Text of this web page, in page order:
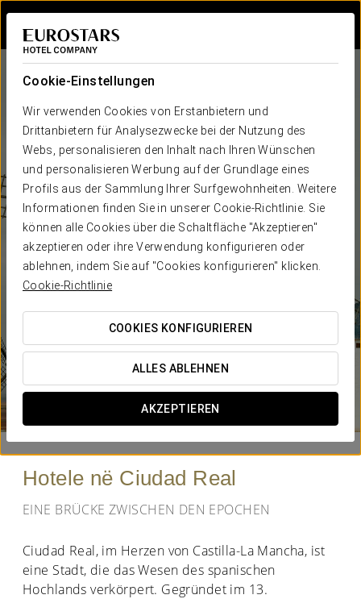
Cookie-Einstellungen
Wir verwenden Cookies von Erstanbietern und
Drittanbietern für Analysezwecke bei der Nutzung des
Webs, personalisieren den Inhalt nach Ihren Wünschen
und personalisieren Werbung auf der Grundlage eines
Profils aus der Sammlung Ihrer Surfgewohnheiten. Weitere
Informationen finden Sie in unserer Cookie-Richtlinie. Sie
können alle Cookies über die Schaltfläche "Akzeptieren"
akzeptieren oder ihre Verwendung konfigurieren oder
ablehnen, indem Sie auf "Cookies konfigurieren" klicken.
Cookie-Richtlinie
COOKIES KONFIGURIEREN
ALLES ABLEHNEN
AKZEPTIEREN
Hotele në Ciudad Real
EINE BRÜCKE ZWISCHEN DEN EPOCHEN
Ciudad Real, im Herzen von Castilla-La Mancha, ist
eine Stadt, die das Wesen des spanischen
Hochlands verkörpert. Gegründet im 13.
 